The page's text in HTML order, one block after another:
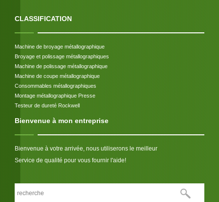
CLASSIFICATION
Machine de broyage métallographique
Broyage et polissage métallographiques
Machine de polissage métallographique
Machine de coupe métallographique
Consommables métallographiques
Montage métallographique Presse
Testeur de dureté Rockwell
Bienvenue à mon entreprise
Bienvenue à votre arrivée, nous utiliserons le meilleur
Service de qualité pour vous fournir l'aide!